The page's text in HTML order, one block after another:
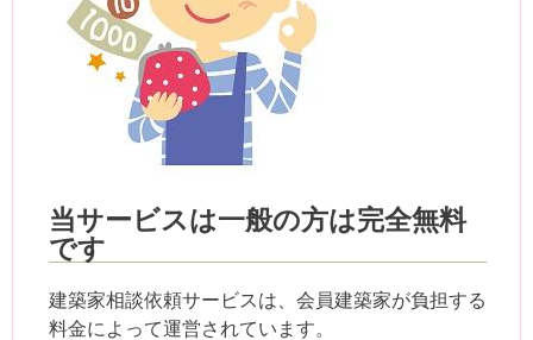
当サービスは一般の方は完全無料
です
建築家相談依頼サービスは、会員建築家が負担する
料金によって運営されています。